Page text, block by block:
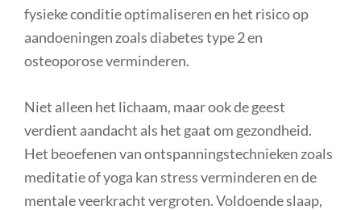
fysieke conditie optimaliseren en het risico op
aandoeningen zoals diabetes type 2 en
osteoporose verminderen.
Niet alleen het lichaam, maar ook de geest
verdient aandacht als het gaat om gezondheid.
Het beoefenen van ontspanningstechnieken zoals
meditatie of yoga kan stress verminderen en de
mentale veerkracht vergroten. Voldoende slaap,